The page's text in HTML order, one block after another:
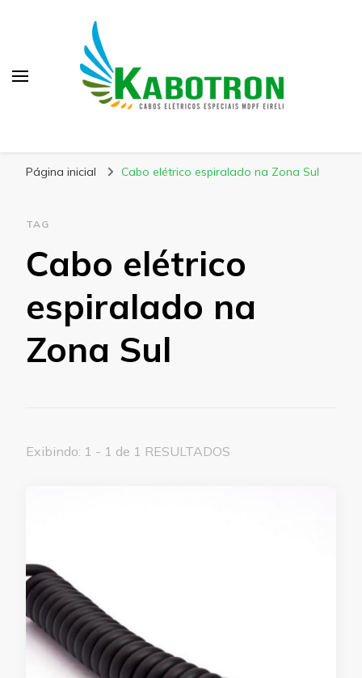
Página inicial Cabo elétrico espiralado na Zona Sul
TAG
Cabo elétrico
espiralado na
Zona Sul
Exibindo: 1 - 1 de 1 RESULTADOS